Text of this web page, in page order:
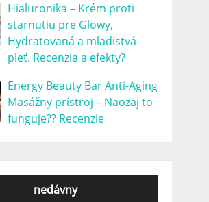
Hialuronika – Krém proti
starnutiu pre Glowy,
Hydratovaná a mladistvá
pleť. Recenzia a efekty?
Energy Beauty Bar Anti-Aging
Masážny prístroj – Naozaj to
funguje?? Recenzie
nedávny